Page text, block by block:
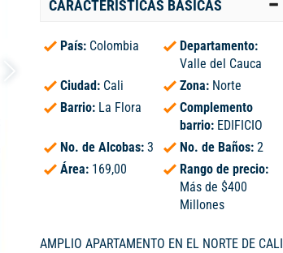
CARACTERÍSTICAS BÁSICAS
País: Colombia
Departamento:
Valle del Cauca
Ciudad: Cali Zona: Norte
Barrio: La Flora
Complemento
barrio: EDIFICIO
No. de Alcobas: 3 No. de Baños: 2
Área: 169,00
Rango de precio:
Más de $400
Millones
AMPLIO APARTAMENTO EN EL NORTE DE CALI